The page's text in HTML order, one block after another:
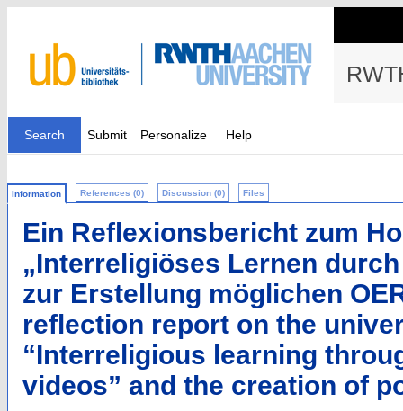
Search Submit Personalize Help
Information References (0) Discussion (0) Files
Ein Reflexionsbericht zum
„Interreligiöses Lernen
zur Erstellung möglichen
reflection report on the
“Interreligious learning
videos” and the creation of